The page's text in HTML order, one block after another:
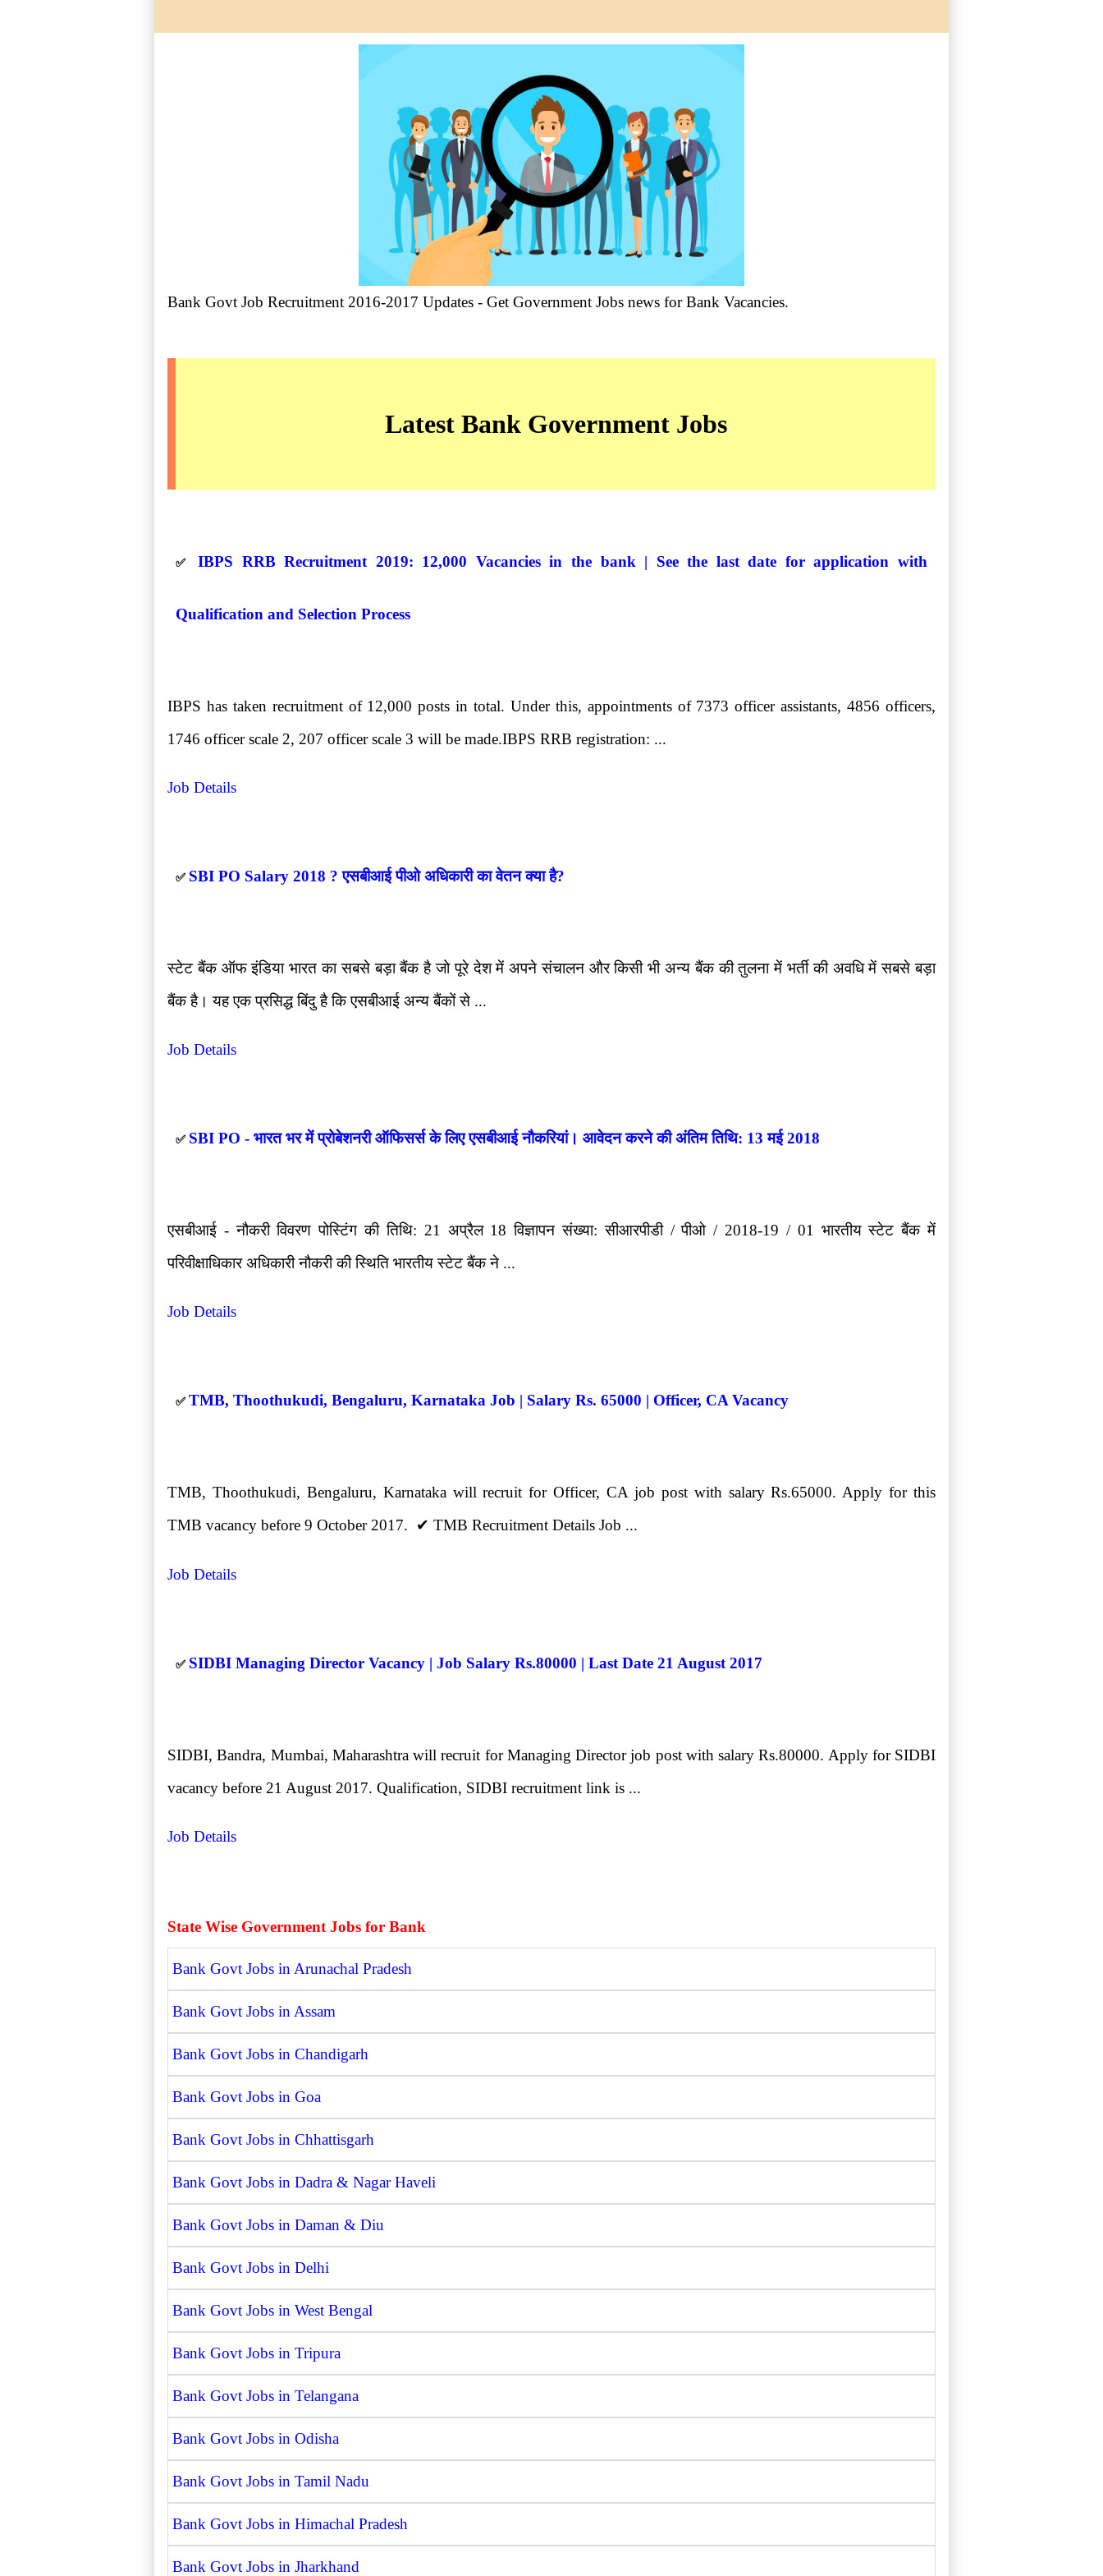
Bank Govt Job Recruitment 2016-2017 Updates - Get Government Jobs news for Bank Vacancies.
Latest Bank Government Jobs
✅ IBPS RRB Recruitment 2019: 12,000 Vacancies in the bank | See the last date for application with
Qualification and Selection Process
IBPS has taken recruitment of 12,000 posts in total. Under this, appointments of 7373 officer assistants, 4856 officers,
1746 officer scale 2, 207 officer scale 3 will be made.IBPS RRB registration: ...
Job Details
✅ SBI PO Salary 2018 ? एसबीआई पीओ अधिकारी का वेतन क्या है?
स्टेट बैंक ऑफ इंडिया भारत का सबसे बड़ा बैंक है जो पूरे देश में अपने संचालन और किसी भी अन्य बैंक की तुलना में भर्ती की अवधि में सबसे बड़ा
बैंक है। यह एक प्रसिद्ध बिंदु है कि एसबीआई अन्य बैंकों से ...
Job Details
✅ SBI PO - भारत भर में प्रोबेशनरी ऑफिसर्स के लिए एसबीआई नौकरियां। आवेदन करने की अंतिम तिथि: 13 मई 2018
एसबीआई - नौकरी विवरण पोस्टिंग की तिथि: 21 अप्रैल 18 विज्ञापन संख्या: सीआरपीडी / पीओ / 2018-19 / 01 भारतीय स्टेट बैंक में
परिवीक्षाधिकार अधिकारी नौकरी की स्थिति भारतीय स्टेट बैंक ने ...
Job Details
✅ TMB, Thoothukudi, Bengaluru, Karnataka Job | Salary Rs. 65000 | Officer, CA Vacancy
TMB, Thoothukudi, Bengaluru, Karnataka will recruit for Officer, CA job post with salary Rs.65000. Apply for this
TMB vacancy before 9 October 2017. ✔ TMB Recruitment Details Job ...
Job Details
✅ SIDBI Managing Director Vacancy | Job Salary Rs.80000 | Last Date 21 August 2017
SIDBI, Bandra, Mumbai, Maharashtra will recruit for Managing Director job post with salary Rs.80000. Apply for SIDBI
vacancy before 21 August 2017. Qualification, SIDBI recruitment link is ...
Job Details
State Wise Government Jobs for Bank
Bank Govt Jobs in Arunachal Pradesh
Bank Govt Jobs in Assam
Bank Govt Jobs in Chandigarh
Bank Govt Jobs in Goa
Bank Govt Jobs in Chhattisgarh
Bank Govt Jobs in Dadra & Nagar Haveli
Bank Govt Jobs in Daman & Diu
Bank Govt Jobs in Delhi
Bank Govt Jobs in West Bengal
Bank Govt Jobs in Tripura
Bank Govt Jobs in Telangana
Bank Govt Jobs in Odisha
Bank Govt Jobs in Tamil Nadu
Bank Govt Jobs in Himachal Pradesh
Bank Govt Jobs in Jharkhand